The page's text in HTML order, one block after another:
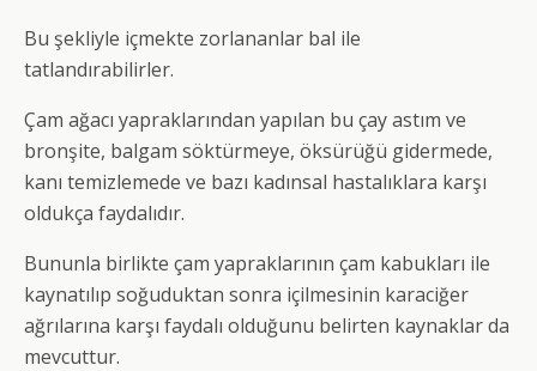
Bu şekliyle içmekte zorlananlar bal ile
tatlandırabilirler.
Çam ağacı yapraklarından yapılan bu çay astım ve
bronşite, balgam söktürmeye, öksürüğü gidermede,
kanı temizlemede ve bazı kadınsal hastalıklara karşı
oldukça faydalıdır.
Bununla birlikte çam yapraklarının çam kabukları ile
kaynatılıp soğuduktan sonra içilmesinin karaciğer
ağrılarına karşı faydalı olduğunu belirten kaynaklar da
mevcuttur.